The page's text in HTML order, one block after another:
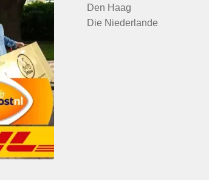
Den Haag
Die Niederlande